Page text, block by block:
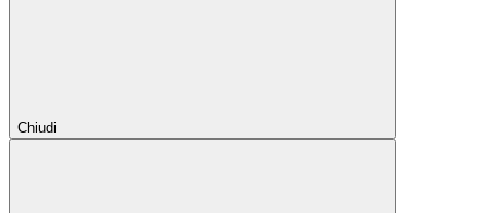
Chiudi